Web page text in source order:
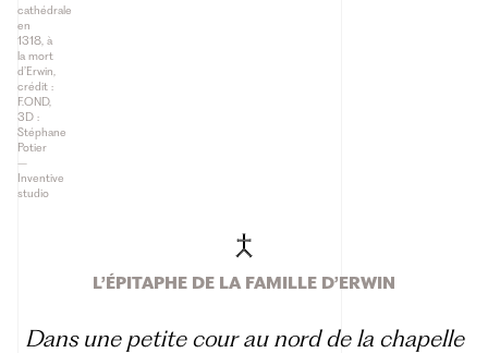
cathédrale
en
1318, à
la mort
d’Erwin,
crédit :
F.OND,
3D :
Stéphane
Potier
–
Inventive
studio
L’ÉPITAPHE DE LA FAMILLE D’ERWIN
Dans une petite cour au nord de la chapelle